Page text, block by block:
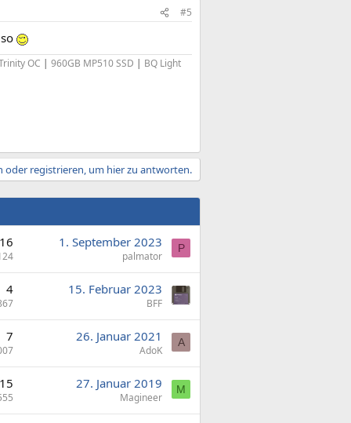
#5
OC | 960GB MP510 SSD | BQ Light
oder registrieren, um hier zu antworten.
16 1. September 2023
palmator
P
4 15. Februar 2023
BFF
7 26. Januar 2021
AdoK
A
15 27. Januar 2019
Magineer
M